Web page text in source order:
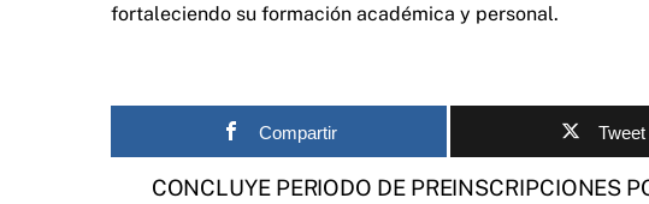
fortaleciendo su formación académica y personal.
Compartir Tweet
CONCLUYE PERIODO DE PREINSCRIPCIONES